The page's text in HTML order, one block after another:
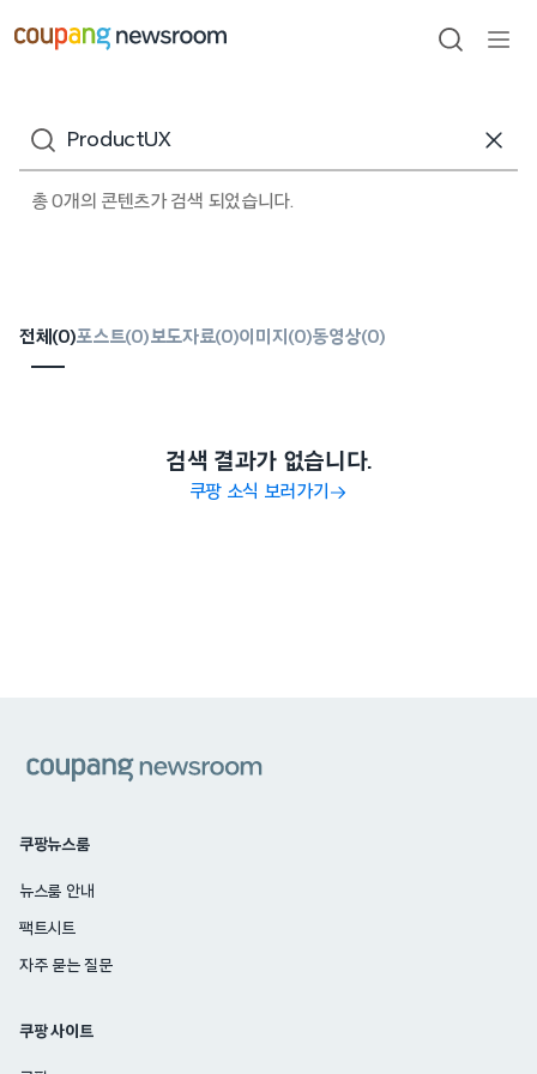
건너뛰기
검색
검색어
총 0개의 콘텐츠가 검색 되었습니다.
전체(0)포스트(0)보도자료(0)이미지(0)동영상(0)
검색 결과가 없습니다.
쿠팡 소식 보러가기
쿠팡뉴스룸
뉴스룸 안내
팩트시트
자주 묻는 질문
쿠팡 사이트